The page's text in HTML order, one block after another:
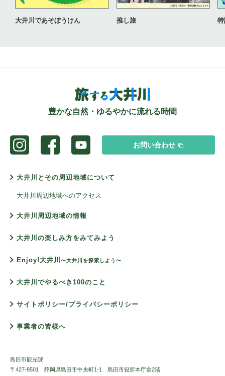
大井川であそぼうけん 推し旅
豊かな自然・ゆるやかに流れる時間
お問い合わせ
大井川とその周辺地域について
大井川周辺地域へのアクセス
大井川周辺地域の情報
大井川の楽しみ方をみてみよう
Enjoy!大井川 〜大井川を探索しよう〜
大井川でやるべき100のこと
サイトポリシー/プライバシーポリシー
事業者の皆様へ
島田市観光課
〒427-8501 静岡県島田市中央町1-1 島田市役所本庁舎2階